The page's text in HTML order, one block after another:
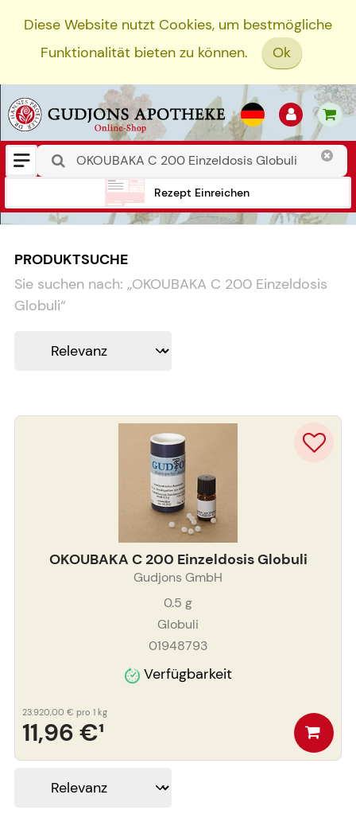
Diese Website nutzt Cookies, um bestmögliche
Funktionalität bieten zu können.
Ok
Rezept Einreichen
PRODUKTSUCHE
Sie suchen nach: „OKOUBAKA C 200 Einzeldosis
Globuli“
OKOUBAKA C 200 Einzeldosis Globuli
Gudjons GmbH
0.5 g
Globuli
01948793
Verfügbarkeit
11,96 €¹
23.920,00 € pro 1 kg